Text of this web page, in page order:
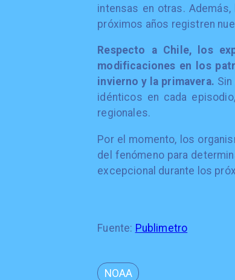
intensas en otras.
próximos años registren
Respecto a Chile, los
modificaciones en los
invierno y la primavera.
idénticos en cada
regionales.
Por el momento, los
del fenómeno para
excepcional durante los
Fuente: Publimetro
NOAA